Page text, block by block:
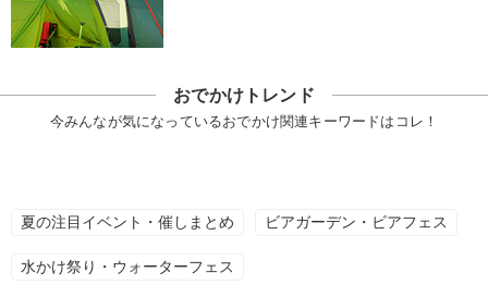
おでかけトレンド
今みんなが気になっているおでかけ関連キーワードはコレ！
夏の注目イベント・催しまとめ ビアガーデン・ビアフェス
水かけ祭り・ウォーターフェス